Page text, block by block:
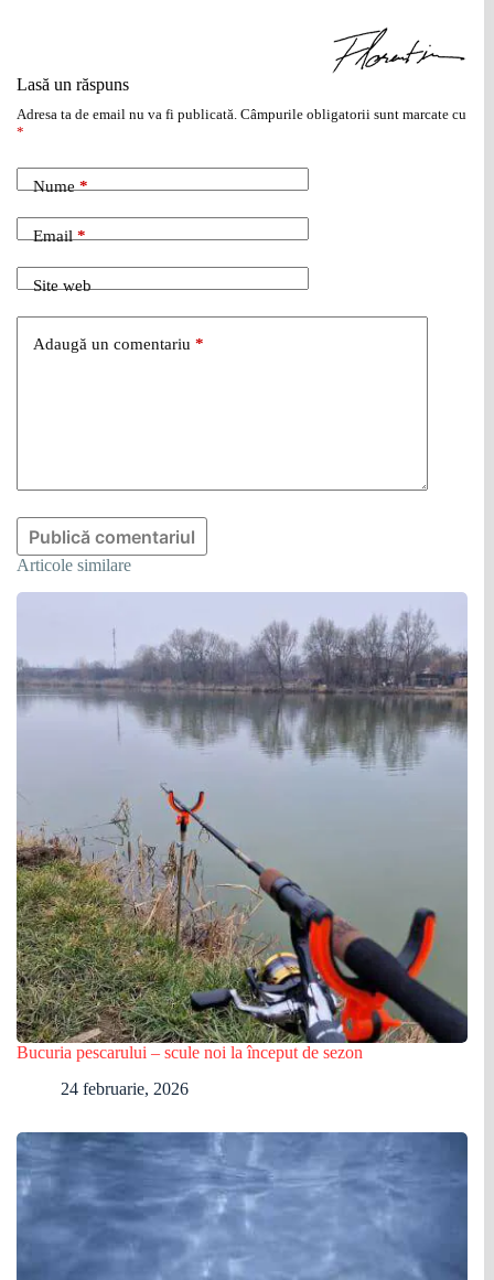
Lasă un răspuns
Adresa ta de email nu va fi publicată. Câmpurile obligatorii sunt marcate cu
*
Nume*
Email*
Site web
Adaugă un comentariu *
Publică comentariul
Articole similare
Bucuria pescarului – scule noi la început de sezon
24 februarie, 2026